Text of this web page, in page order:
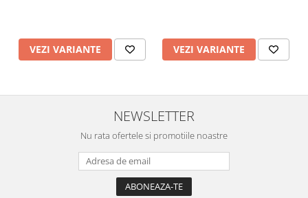
VEZI VARIANTE VEZI VARIANTE
NEWSLETTER
Nu rata ofertele si promotiile noastre